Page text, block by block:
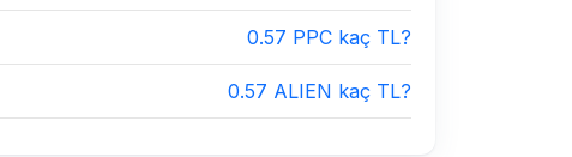
0.57 PPC kaç TL?
0.57 ALIEN kaç TL?